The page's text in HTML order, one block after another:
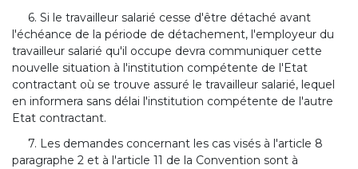
6. Si le travailleur salarié cesse d'être détaché avant
l'échéance de la période de détachement, l'employeur du
travailleur salarié qu'il occupe devra communiquer cette
nouvelle situation à l'institution compétente de l'Etat
contractant où se trouve assuré le travailleur salarié, lequel
en informera sans délai l'institution compétente de l'autre
Etat contractant.
7. Les demandes concernant les cas visés à l'article 8
paragraphe 2 et à l'article 11 de la Convention sont à